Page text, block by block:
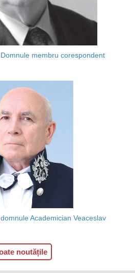
membru corespondent
Academician Veaceslav
noutățile